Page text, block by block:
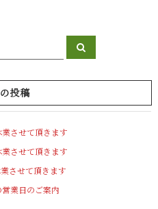
検
索
投稿
させて頂きます
させて頂きます
させて頂きます
業日のご案内